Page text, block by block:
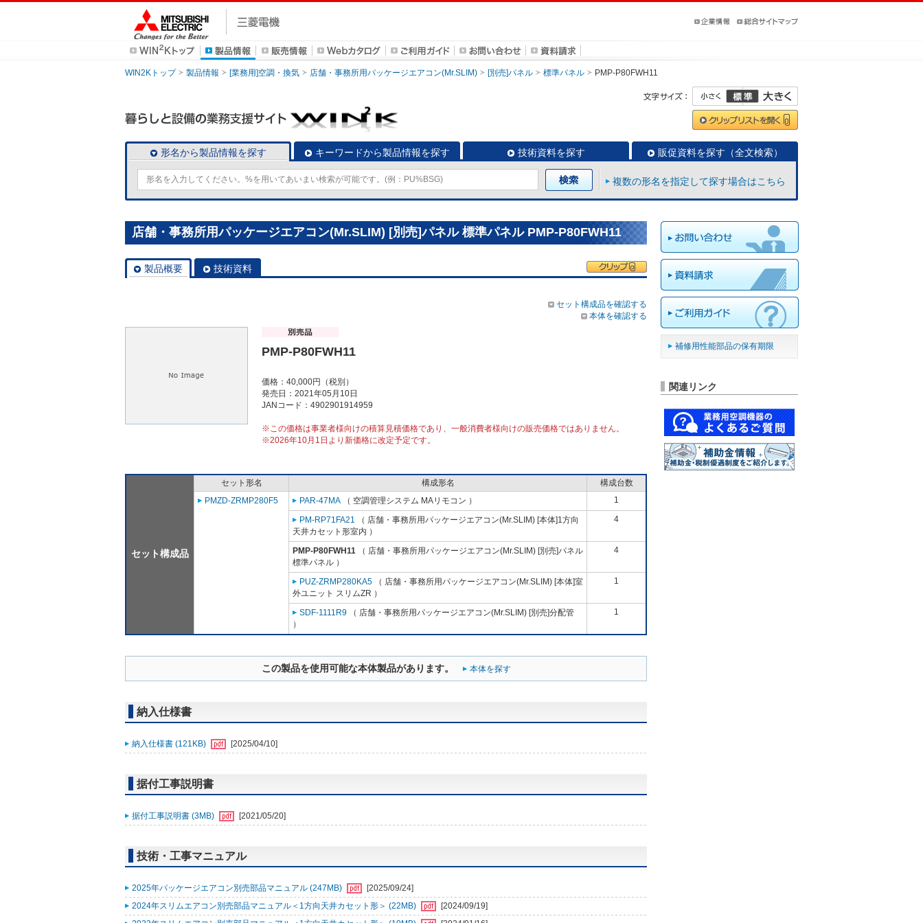
WIN2Kトップ 製品情報 [業務用]空調・換気 店舗・事務所用パッケージエアコン(Mr.SLIM) [別売]パネル 標準パネル PMP-P80FWH11
形名から製品情報を探す キーワードから製品情報を探す 技術資料を探す 販促資料を探す（全文検索）
複数の形名を指定して探す場合はこちら
店舗・事務所用パッケージエアコン(Mr.SLIM) [別売]パネル 標準パネル PMP-P80FWH11
製品概要 技術資料
セット構成品を確認する
本体を確認する
PMP-P80FWH11
価格：40,000円（税別）
発売日：2021年05月10日
JANコード：4902901914959
※この価格は事業者様向けの積算見積価格であり、一般消費者様向けの販売価格ではありません。
※2026年10月1日より新価格に改定予定です。
セット構成品
セット形名 構成形名
構成台数
PMZD-ZRMP280F5
PAR-47MA （ 空調管理システム MAリモコン ） 1
PM-RP71FA21 （ 店舗・事務所用パッケージエアコン(Mr.SLIM) [本体]1方向
天井カセット形室内 ）
4
PMP-P80FWH11 （ 店舗・事務所用パッケージエアコン(Mr.SLIM) [別売]パネル
標準パネル ）
4
PUZ-ZRMP280KA5 （ 店舗・事務所用パッケージエアコン(Mr.SLIM) [本体]室
外ユニット スリムZR ）
1
SDF-1111R9 （ 店舗・事務所用パッケージエアコン(Mr.SLIM) [別売]分配管
）
1
この製品を使用可能な本体製品があります。 本体を探す
納入仕様書
納入仕様書 (121KB) [2025/04/10]
据付工事説明書
据付工事説明書 (3MB) [2021/05/20]
技術・工事マニュアル
2025年パッケージエアコン別売部品マニュアル (247MB)
[2025/09/24]
2024年スリムエアコン別売部品マニュアル＜1方向天井カセット形＞ (22MB)
[2024/09/19]
補修用性能部品の保有期限
関連リンク